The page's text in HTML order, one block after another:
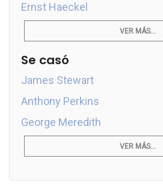
Ernst Haeckel
VER MÁS...
Se casó
James Stewart
Anthony Perkins
George Meredith
VER MÁS...